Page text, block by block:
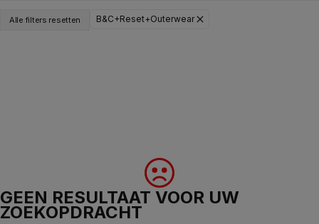
Alle filters resetten B&C+Reset+Outerwear
GEEN RESULTAAT VOOR UW
ZOEKOPDRACHT